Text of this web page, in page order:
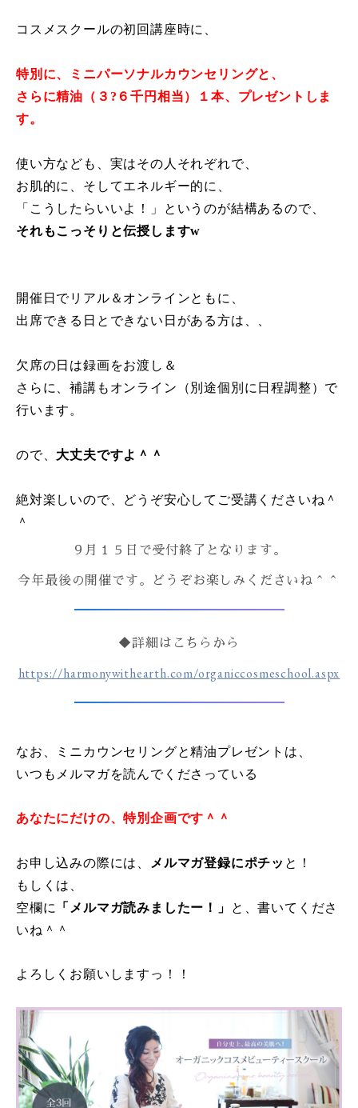
コスメスクールの初回講座時に、
特別に、ミニパーソナルカウンセリングと、
さらに精油（３?６千円相当）１本、プレゼントしま
す。
使い方なども、実はその人それぞれで、
お肌的に、そしてエネルギー的に、
「こうしたらいいよ！」というのが結構あるので、
それもこっそりと伝授しますw
開催日でリアル＆オンラインともに、
出席できる日とできない日がある方は、、
欠席の日は録画をお渡し＆
さらに、補講もオンライン（別途個別に日程調整）で
行います。
ので、 大丈夫ですよ＾＾
絶対楽しいので、どうぞ安心してご受講くださいね＾
＾
９月１５日で受付終了となります。
今年最後の開催です。どうぞお楽しみくださいね＾＾
◆詳細はこちらから
https://harmonywithearth.com/organiccosmeschool.aspx
なお、ミニカウンセリングと精油プレゼントは、
いつもメルマガを読んでくださっている
あなたにだけの、特別企画です＾＾
お申し込みの際には、 メルマガ登録にポチッ と！
もしくは、
空欄に
「メルマガ読みましたー！」
と、書いてくださ
いね＾＾
よろしくお願いしますっ！！